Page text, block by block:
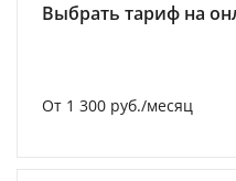
Выбрать тариф на
От 1 300 руб./месяц